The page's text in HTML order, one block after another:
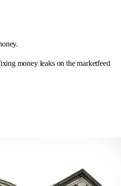
money leaks on the marketfeed